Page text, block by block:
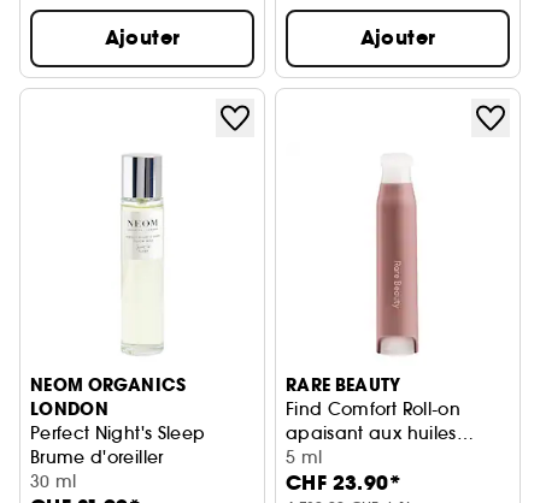
Ajouter Ajouter
NEOM ORGANICS
LONDON
Perfect Night's Sleep
Brume d'oreiller
30 ml
RARE BEAUTY
Find Comfort Roll-on
apaisant aux huiles
essentielles
5 ml
CHF 23.90*